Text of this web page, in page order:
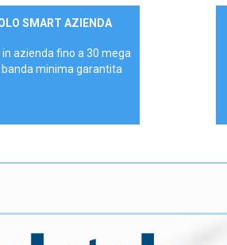
SMART AZIENDA
in azienda fino a 30 mega
banda minima garantita